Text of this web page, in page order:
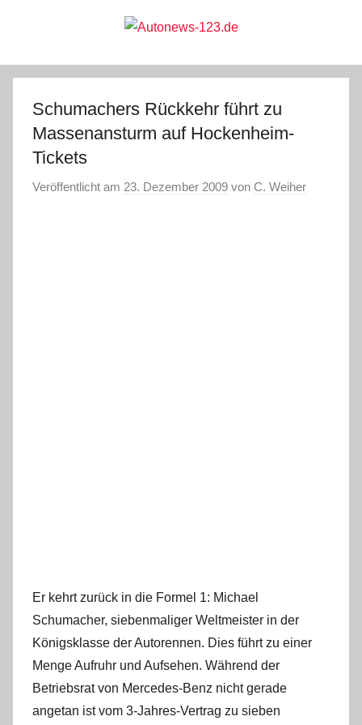
Autonews-
123.de
Schumachers Rückkehr führt zu
Massenansturm auf Hockenheim-
Tickets
Veröffentlicht am 23. Dezember 2009 von C. Weiher
Er kehrt zurück in die Formel 1: Michael
Schumacher, siebenmaliger Weltmeister in der
Königsklasse der Autorennen. Dies führt zu einer
Menge Aufruhr und Aufsehen. Während der
Betriebsrat von Mercedes-Benz nicht gerade
angetan ist vom 3-Jahres-Vertrag zu sieben